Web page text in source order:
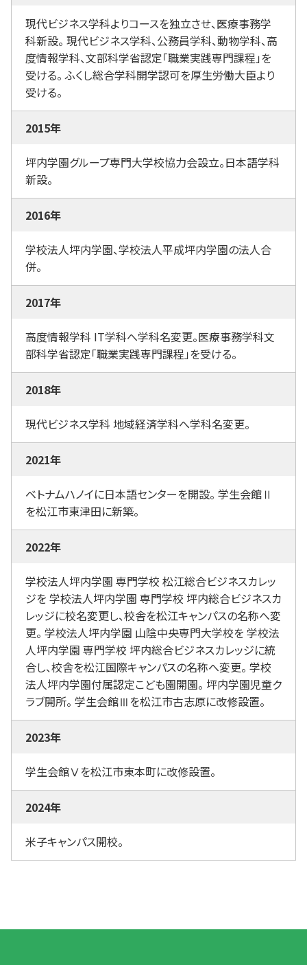
現代ビジネス学科よりコースを独立させ、医療事務学
科新設。 現代ビジネス学科、公務員学科、動物学科、高
度情報学科、文部科学省認定「職業実践専門課程」を
受ける。 ふくし総合学科開学認可を厚生労働大臣より
受ける。
2015年
坪内学園グループ専門大学校協力会設立。日本語学科
新設。
2016年
学校法人坪内学園、学校法人平成坪内学園の法人合
併。
2017年
高度情報学科 IT学科へ学科名変更。医療事務学科文
部科学省認定「職業実践専門課程」を受ける。
2018年
現代ビジネス学科 地域経済学科へ学科名変更。
2021年
ベトナムハノイに日本語センターを開設。 学生会館Ⅱ
を松江市東津田に新築。
2022年
学校法人坪内学園 専門学校 松江総合ビジネスカレッ
ジを 学校法人坪内学園 専門学校 坪内総合ビジネスカ
レッジに校名変更し、校舎を松江キャンパスの名称へ変
更。 学校法人坪内学園 山陰中央専門大学校を 学校法
人坪内学園 専門学校 坪内総合ビジネスカレッジに統
合し、校舎を松江国際キャンパスの名称へ変更。 学校
法人坪内学園付属認定こども園開園。 坪内学園児童ク
ラブ開所。 学生会館Ⅲを松江市古志原に改修設置。
2023年
学生会館Ⅴを松江市東本町に改修設置。
2024年
米子キャンパス開校。